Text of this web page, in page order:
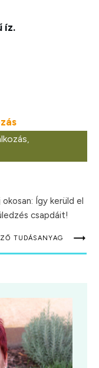
íz.
Így kerüld el
csapdáit!
TUDÁSANYAG